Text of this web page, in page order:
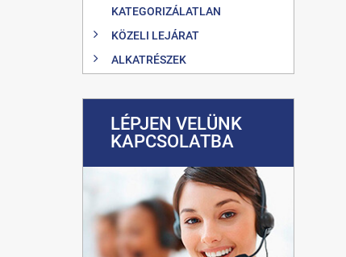
KATEGORIZÁLATLAN
KÖZELI LEJÁRAT
ALKATRÉSZEK
LÉPJEN VELÜNK
KAPCSOLATBA